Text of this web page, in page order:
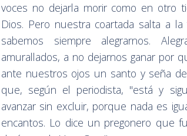
voces no dejarla morir como en otro
Dios. Pero nuestra coartada salta a
sabemos siempre alegrarnos.
amurallados, a no dejarnos ganar por
ante nuestros ojos un santo y seña
que, según el periodista, "está y
avanzar sin excluir, porque nada es
encantos. Lo dice un pregonero que